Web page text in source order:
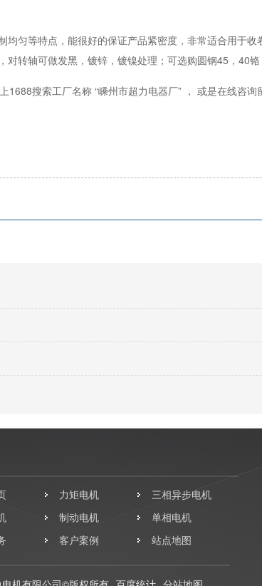
均匀等特点，能很好的保证产品紧密度，非常适合用于收
转轴可做发黑，镀锌，镀镍处理；可选购圆钢45，40铬
搜索工厂名称 “嵊州市超力电器厂” ， 或是在线咨
力矩电机
三相异步电机
制动电机
单相电机
客户案例 站点地图